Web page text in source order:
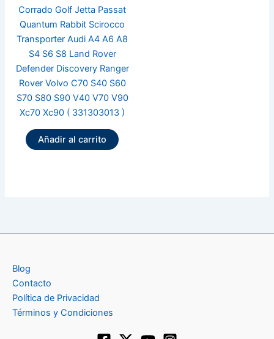
Corrado Golf Jetta Passat
Quantum Rabbit Scirocco
Transporter Audi A4 A6 A8
S4 S6 S8 Land Rover
Defender Discovery Ranger
Rover Volvo C70 S40 S60
S70 S80 S90 V40 V70 V90
Xc70 Xc90 ( 331303013 )
Añadir al carrito
Blog
Contacto
Política de Privacidad
Términos y Condiciones